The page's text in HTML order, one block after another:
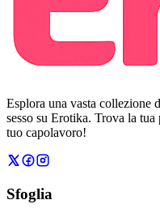
Esplora una vasta collezione
sesso su Erotika. Trova la
tuo capolavoro!
Sfoglia